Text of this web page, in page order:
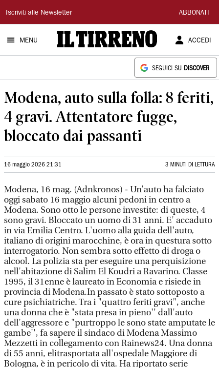
Il
Tirreno
Iscriviti alle Newsletter ABBONATI
MENU ACCEDI
SEGUICI SU DISCOVER
Modena, auto sulla folla: 8 feriti,
4 gravi. Attentatore fugge,
bloccato dai passanti
16 maggio 2026 21:31 3 MINUTI DI LETTURA
Modena, 16 mag. (Adnkronos) - Un’auto ha falciato
oggi sabato 16 maggio alcuni pedoni in centro a
Modena. Sono otto le persone investite: di queste, 4
sono gravi. Bloccato un uomo di 31 anni. E' accaduto
in via Emilia Centro. L'uomo alla guida dell'auto,
italiano di origini marocchine, è ora in questura sotto
interrogatorio. Non sembra sotto effetto di droga o
alcool. La polizia sta per eseguire una perquisizione
nell'abitazione di Salim El Koudri a Ravarino. Classe
1995, il 31enne è laureato in Economia e risiede in
provincia di Modena.In passato è stato sottoposto a
cure psichiatriche. Tra i "quattro feriti gravi", anche
una donna che è "stata presa in pieno'' dall'auto
dell'aggressore e "purtroppo le sono state amputate le
gambe'', fa sapere il sindaco di Modena Massimo
Mezzetti in collegamento con Rainews24. Una donna
di 55 anni, elitrasportata all'ospedale Maggiore di
Bologna, è in pericolo di vita. Ha riportato serie